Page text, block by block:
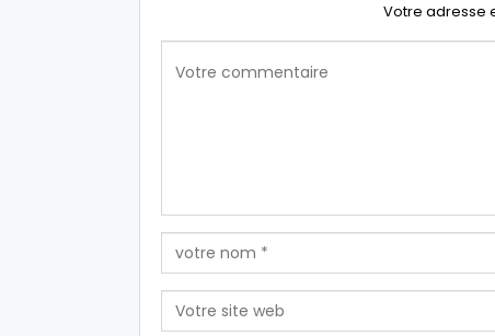
Votre adresse